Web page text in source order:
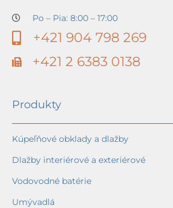
Po – Pia: 8:00 – 17:00
+421 904 798 269
+421 2 6383 0138
Produkty
Kúpeľňové obklady a dlažby
Dlažby interiérové a exteriérové
Vodovodné batérie
Umývadlá